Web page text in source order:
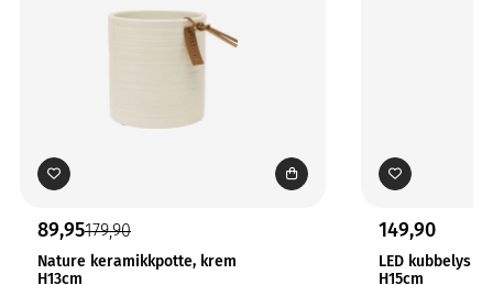
89,95179,90
Nature keramikkpotte, krem
H13cm
149,90
LED kubbelys
H15cm